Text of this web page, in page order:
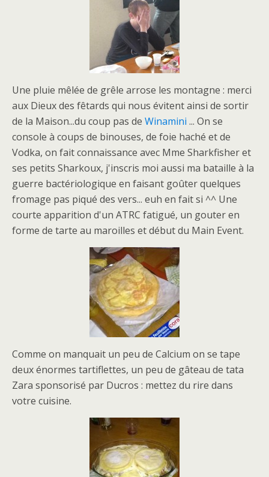
Une pluie mêlée de grêle arrose les montagne : merci
aux Dieux des fêtards qui nous évitent ainsi de sortir
de la Maison...du coup pas de Winamini ... On se
console à coups de binouses, de foie haché et de
Vodka, on fait connaissance avec Mme Sharkfisher et
ses petits Sharkoux, j'inscris moi aussi ma bataille à la
guerre bactériologique en faisant goûter quelques
fromage pas piqué des vers... euh en fait si ^^ Une
courte apparition d'un ATRC fatigué, un gouter en
forme de tarte au maroilles et début du Main Event.
Comme on manquait un peu de Calcium on se tape
deux énormes tartiflettes, un peu de gâteau de tata
Zara sponsorisé par Ducros : mettez du rire dans
votre cuisine.